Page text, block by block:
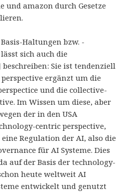
und amazon durch Gesetze
Haltungen bzw. -
sich auch die
Sie ist tendenziell
ergänzt um die
und die collective-
Im Wissen um diese, aber
der in den USA
centric perspective,
Regulation der AI, also die
für AI Systeme. Dies
auf der Basis der technology-
heute weltweit AI
entwickelt und genutzt